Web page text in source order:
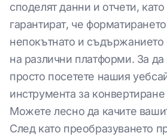
споделят данни и отчети,
гарантират, че
непокътнато и
на различни платформи. За да
просто посетете нашия
инструмента за
Можете лесно да качите
След като преобразуването